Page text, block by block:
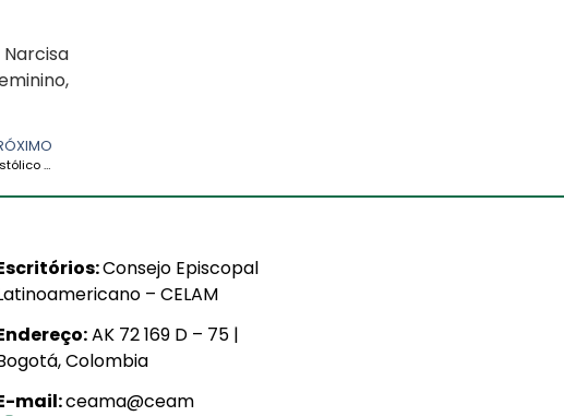
CEAMA presente na posse canônica do novo Vigário Apostólico de Leticia
Consejo Episcopal
– CELAM
AK 72 169 D – 75 |
Colombia
mail:ceama@ceam